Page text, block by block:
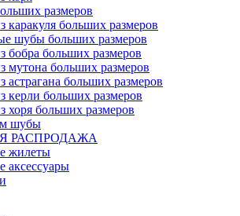
размеров
больших размеров
шубы больших размеров
больших размеров
мутона больших размеров
больших размеров
больших размеров
больших размеров
шубы
РАСПРОДАЖА
жилеты
аксессуары